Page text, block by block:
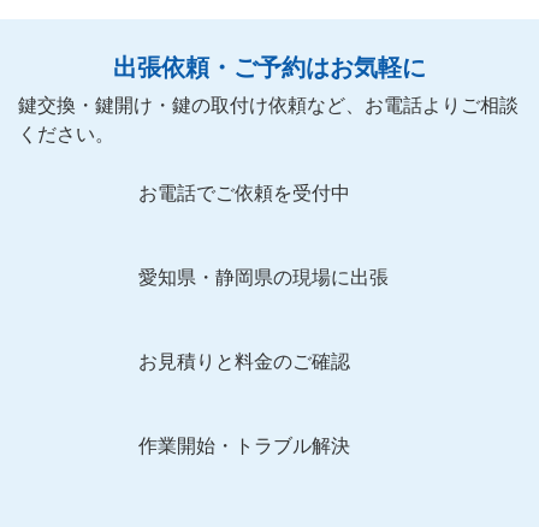
出張依頼・ご予約はお気軽に
鍵交換・鍵開け・鍵の取付け依頼など、お電話よりご相談
ください。
お電話でご依頼を受付中
愛知県・静岡県の現場に出張
お見積りと料金のご確認
作業開始・トラブル解決